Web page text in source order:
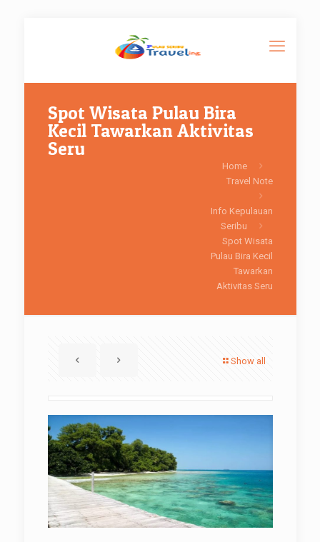
Spot Wisata Pulau Bira
Kecil Tawarkan Aktivitas
Seru
Home
Travel Note
Info Kepulauan
Seribu
Spot Wisata
Pulau Bira Kecil
Tawarkan
Aktivitas Seru
Show all